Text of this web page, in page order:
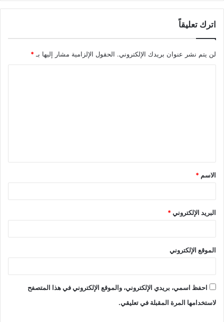
اترك تعليقاً
لن يتم نشر عنوان بريدك الإلكتروني. الحقول الإلزامية مشار إليها بـ *
ق
*
الاسم *
البريد الإلكتروني*
الموقع الإلكتروني
احفظ اسمي، بريدي الإلكتروني، والموقع الإلكتروني في هذا المتصفح
لاستخدامها المرة المقبلة في تعليقي.